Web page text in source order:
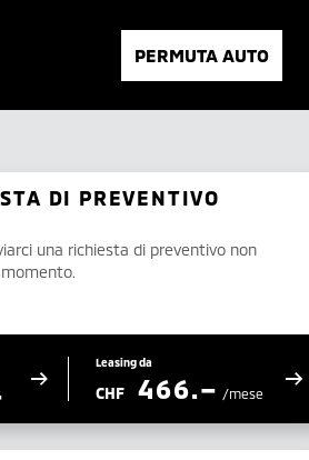
PERMUTA AUTO
DI PREVENTIVO
una richiesta di preventivo non
Leasing da
CHF 466.– /mese